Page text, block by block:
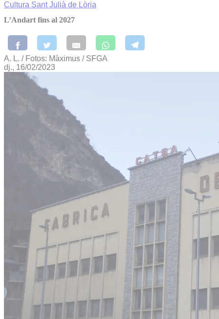
Cultura Sant Julià de Lòria
L’Andart fins al 2027
A. L. / Fotos: Màximus / SFGA
dj., 16/02/2023